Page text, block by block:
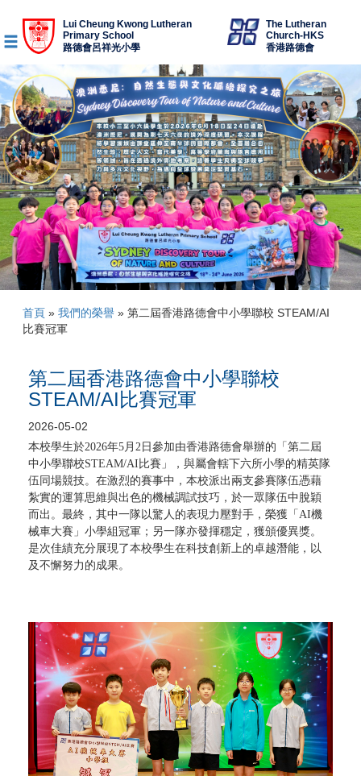
Lui Cheung Kwong Lutheran
Primary School
路德會呂祥光小學
The Lutheran
Church-HKS
香港路德會
首頁» 我們的榮譽» 第二屆香港路德會中小學聯校 STEAM/AI
比賽冠軍
第二屆香港路德會中小學聯校
STEAM/AI比賽冠軍
2026-05-02
本校學生於2026年5月2日參加由香港路德會舉辦的「第二屆
中小學聯校STEAM/AI比賽」，與屬會轄下六所小學的精英隊
伍同場競技。在激烈的賽事中，本校派出兩支參賽隊伍憑藉
紮實的運算思維與出色的機械調試技巧，於一眾隊伍中脫穎
而出。最終，其中一隊以驚人的表現力壓對手，榮獲「AI機
械車大賽」小學組冠軍；另一隊亦發揮穩定，獲頒優異獎。
是次佳績充分展現了本校學生在科技創新上的卓越潛能，以
及不懈努力的成果。